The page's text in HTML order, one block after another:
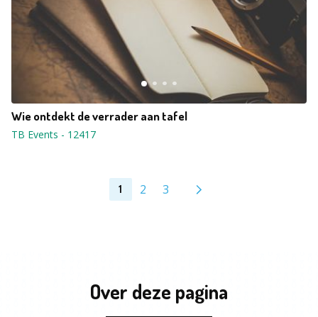
Wie ontdekt de verrader aan tafel
TB Events - 12417
1 2 3
Over deze pagina